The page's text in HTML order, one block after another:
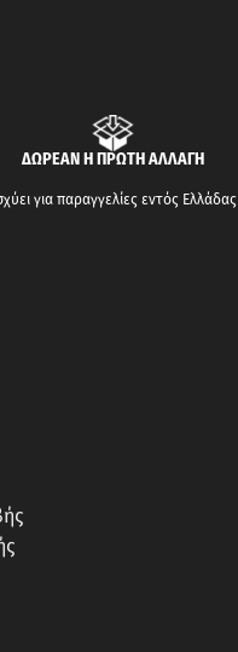
ΔΩΡΕΑΝ Η ΠΡΩΤΗ ΑΛΛΑΓΗ
για παραγγελίες εντός Ελλάδας